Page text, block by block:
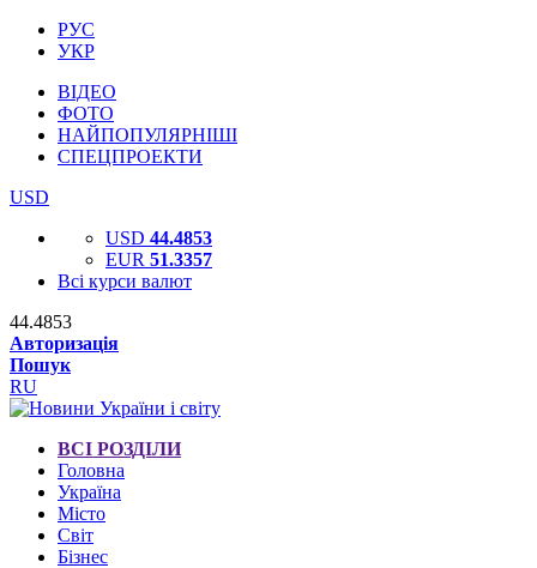
РУС
УКР
ВІДЕО
ФОТО
НАЙПОПУЛЯРНІШІ
СПЕЦПРОЕКТИ
USD
USD 44.4853
EUR 51.3357
Всі курси валют
44.4853
Авторизація
Пошук
RU
ВСІ РОЗДІЛИ
Головна
Україна
Місто
Світ
Бізнес